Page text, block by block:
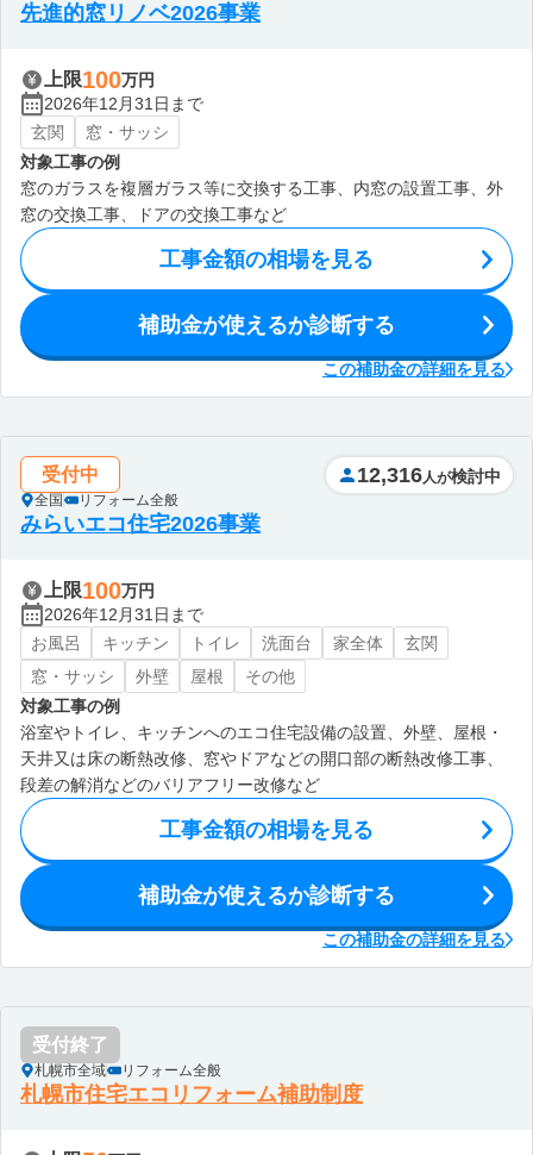
先進的窓リノベ2026事業
上限100万円
2026年12月31日まで
玄関
窓・サッシ
対象工事の例
窓のガラスを複層ガラス等に交換する工事、内窓の設置工事、外
窓の交換工事、ドアの交換工事など
工事金額の相場を見る
補助金が使えるか診断する
この補助金の詳細を見る
受付中
全国 リフォーム全般
12,316 人が検討中
みらいエコ住宅2026事業
上限100万円
2026年12月31日まで
お風呂
キッチン トイレ 洗面台 家全体
玄関
窓・サッシ
外壁 屋根
その他
対象工事の例
浴室やトイレ、キッチンへのエコ住宅設備の設置、外壁、屋根・
天井又は床の断熱改修、窓やドアなどの開口部の断熱改修工事、
段差の解消などのバリアフリー改修など
工事金額の相場を見る
補助金が使えるか診断する
この補助金の詳細を見る
受付終了
札幌市全域 リフォーム全般
札幌市住宅エコリフォーム補助制度